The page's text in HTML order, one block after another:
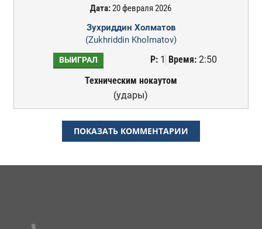
Дата:20 февраля 2026
Зухриддин Холматов
(Zukhriddin Kholmatov)
ВЫИГРАЛ Р:1 Время:2:50
Техническим нокаутом
(удары)
ПОКАЗАТЬ КОММЕНТАРИИ